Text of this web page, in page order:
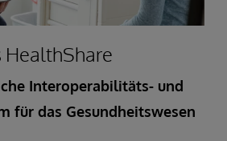
Interoperabilitäts- und
für das Gesundheitswesen